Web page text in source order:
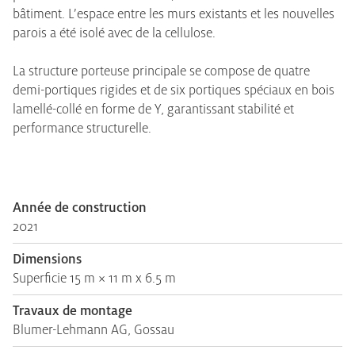
bâtiment. L’espace entre les murs existants et les nouvelles
parois a été isolé avec de la cellulose.
La structure porteuse principale se compose de quatre
demi-portiques rigides et de six portiques spéciaux en bois
lamellé-collé en forme de Y, garantissant stabilité et
performance structurelle.
Année de construction
2021
Dimensions
Superficie 15 m × 11 m x 6.5 m
Travaux de montage
Blumer-Lehmann AG, Gossau